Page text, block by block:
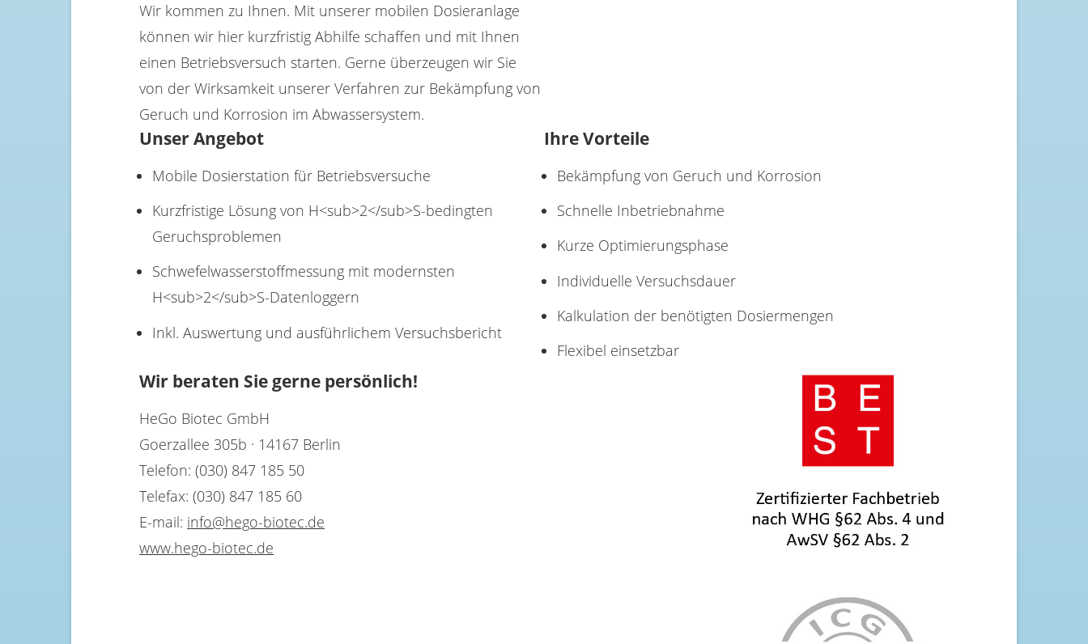
Wir kommen zu Ihnen. Mit unserer mobilen Dosieranlage
können wir hier kurzfristig Abhilfe schaffen und mit Ihnen
einen Betriebsversuch starten. Gerne überzeugen wir Sie
von der Wirksamkeit unserer Verfahren zur Bekämpfung von
Geruch und Korrosion im Abwassersystem.
Unser Angebot
Mobile Dosierstation für Betriebsversuche
Kurzfristige Lösung von H<sub>2</sub>S-bedingten
Geruchsproblemen
Schwefelwasserstoffmessung mit modernsten
H<sub>2</sub>S-Datenloggern
Inkl. Auswertung und ausführlichem Versuchsbericht
Ihre Vorteile
Bekämpfung von Geruch und Korrosion
Schnelle Inbetriebnahme
Kurze Optimierungsphase
Individuelle Versuchsdauer
Kalkulation der benötigten Dosiermengen
Flexibel einsetzbar
Wir beraten Sie gerne persönlich!
HeGo Biotec GmbH
Goerzallee 305b · 14167 Berlin
Telefon: (030) 847 185 50
Telefax: (030) 847 185 60
E-mail: info@hego-biotec.de
www.hego-biotec.de